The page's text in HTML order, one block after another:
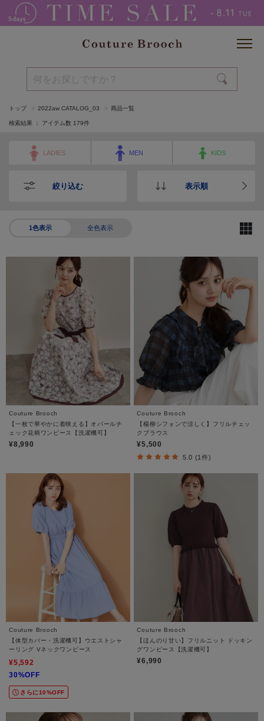
トップ 2022aw CATALOG_03 商品一覧
検索結果 ： アイテム数 179件
LADIES MEN KIDS
絞り込む 表示順
1色表示 全色表示
Couture Brooch
【一枚で華やかに着映える】オパールチ
ェック花柄ワンピース【洗濯機可】
¥8,990
Couture Brooch
【楊柳シフォンで涼しく】フリルチェッ
クブラウス
¥5,500
5.0 (1件)
Couture Brooch
【体型カバー・洗濯機可】ウエストシャ
ーリング Vネックワンピース
¥5,592
30%OFF
さらに10%OFF
Couture Brooch
【ほんのり甘い】フリルニット ドッキン
グワンピース【洗濯機可】
¥6,990